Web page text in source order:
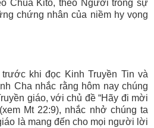
Chúa Kitô, theo Người trong sự
chứng nhân của niềm hy vọng
khi đọc Kinh Truyền Tin và
Cha nhắc rằng hôm nay chúng
giáo, với chủ đề “Hãy đi mời
Mt 22:9), nhắc nhở chúng ta
là mang đến cho mọi người lời